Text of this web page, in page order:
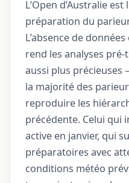
L’Open d’Australie
préparation du
L’absence de
rend les analyses
aussi plus
la majorité des
reproduire les
précédente. Celui qui
active en janvier, qui
préparatoires avec
conditions météo